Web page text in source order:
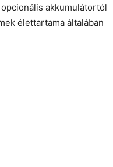
akkumulátortól
élettartama általában